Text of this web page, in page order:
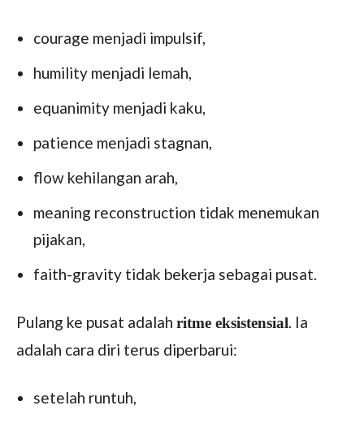
courage menjadi impulsif,
humility menjadi lemah,
equanimity menjadi kaku,
patience menjadi stagnan,
flow kehilangan arah,
meaning reconstruction tidak menemukan
pijakan,
faith-gravity tidak bekerja sebagai pusat.
Pulang ke pusat adalah ritme eksistensial. Ia
adalah cara diri terus diperbarui:
setelah runtuh,